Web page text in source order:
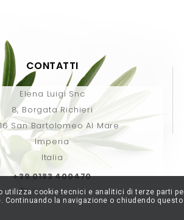
CONTATTI
Elena Luigi Snc
8, Borgata Richieri
San Bartolomeo Al Mare
Imperia
Italia
+39 0183 400470
utilizza cookie tecnici e analitici di terze parti
Continuando la navigazione o chiudendo